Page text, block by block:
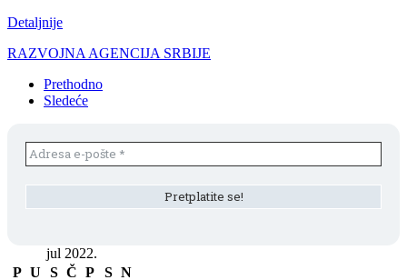
Detaljnije
RAZVOJNA AGENCIJA SRBIJE
Prethodno
Sledeće
jul 2022.
P U S Č P S N